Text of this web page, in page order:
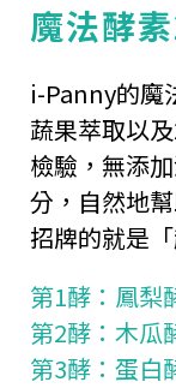
魔法酵
i-Panny的魔
蔬果萃取以
檢驗，無添
分，自然地
招牌的就是
第1酵：鳳梨
第2酵：木瓜
第3酵：蛋白